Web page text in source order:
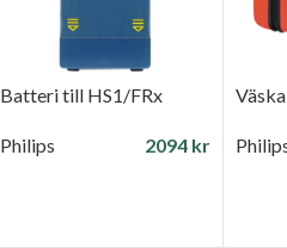
Batteri till HS1/FRx
Philips 2094 kr